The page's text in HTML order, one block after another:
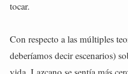
tocar.
Con respecto a las múltiples
deberíamos decir escenarios)